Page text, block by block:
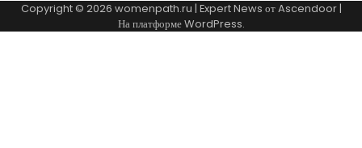
Copyright © 2026 womenpath.ru | Expert News отAscendoor|
На платформеWordPress.